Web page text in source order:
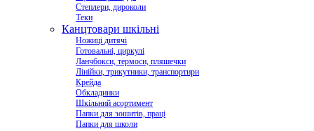
Степлери, дироколи
Теки
Канцтовари шкільні
Ножиці дитячі
Готовальні, циркулі
Ланчбокси, термоси, пляшечки
Лінійки, трикутники, транспортири
Крейда
Обкладинки
Шкільний асортимент
Папки для зошитів, праці
Папки для школи